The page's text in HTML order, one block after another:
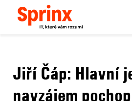
Sprinx.com
Jiří Čáp: Hlavní je se
Jiří Čáp: Hlavní
navzájem